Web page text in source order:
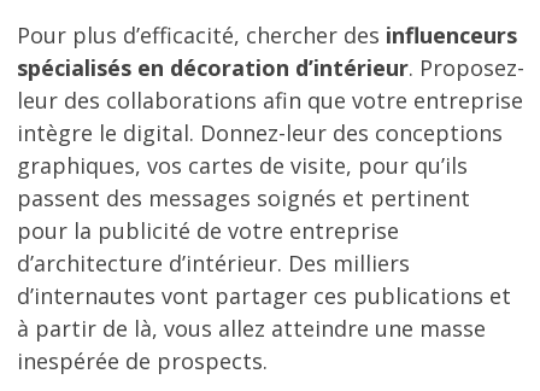
Pour plus d’efficacité, chercher des influenceurs
spécialisés en décoration d’intérieur. Proposez-
leur des collaborations afin que votre entreprise
intègre le digital. Donnez-leur des conceptions
graphiques, vos cartes de visite, pour qu’ils
passent des messages soignés et pertinent
pour la publicité de votre entreprise
d’architecture d’intérieur. Des milliers
d’internautes vont partager ces publications et
à partir de là, vous allez atteindre une masse
inespérée de prospects.